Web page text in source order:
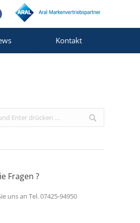
Kontakt
Fragen ?
uns an Tel. 07425-94950
auf: